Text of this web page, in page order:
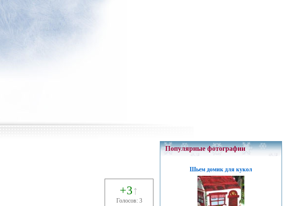
+3↑
Голосов: 3
Популярные фотографии
Шьем домик для кукол